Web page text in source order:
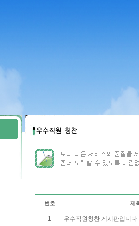
번호 제
1 우수직원칭찬 게시판입니다